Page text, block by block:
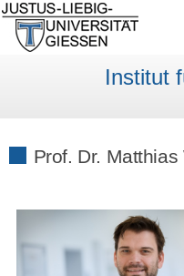
Institut
Prof. Dr.